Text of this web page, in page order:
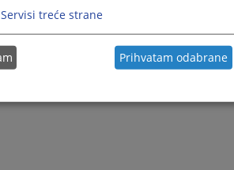
Servisi treće strane
Prihvatam odabrane